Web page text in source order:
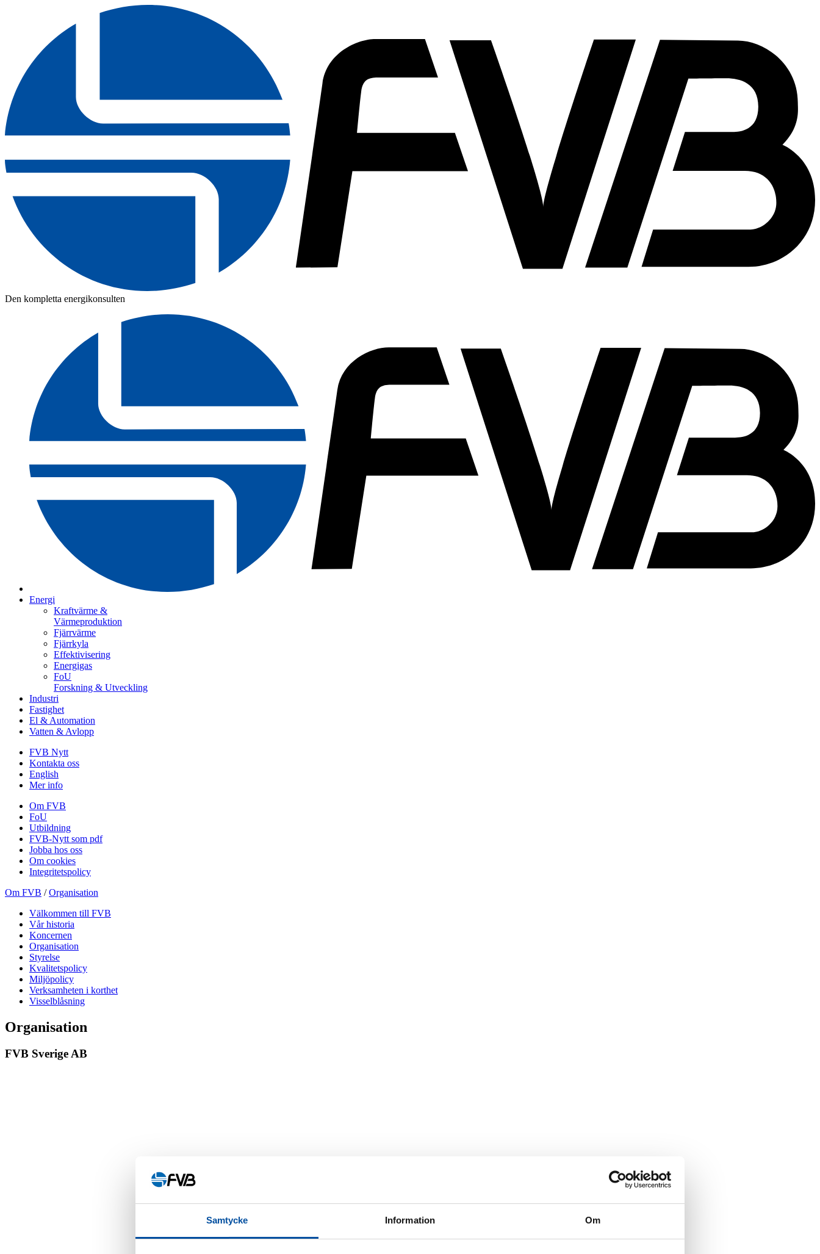
Samtycke Information Om
Den kompletta energikonsulten
Energi
Kraftvärme &
Värmeproduktion
Fjärrvärme
Fjärrkyla
Effektivisering
Energigas
FoU
Forskning & Utveckling
Industri
Fastighet
El & Automation
Vatten & Avlopp
FVB Nytt
Kontakta oss
English
Mer info
Om FVB
FoU
Utbildning
FVB-Nytt som pdf
Jobba hos oss
Om cookies
Integritetspolicy
Om FVB /Organisation
Välkommen till FVB
Vår historia
Koncernen
Organisation
Styrelse
Kvalitetspolicy
Miljöpolicy
Verksamheten i korthet
Visselblåsning
Organisation
FVB Sverige AB